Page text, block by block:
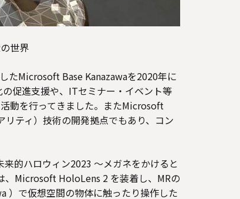
世界
たMicrosoft Base Kanazawaを2020年に
促進支援や、ITセミナー・イベント等
動を行ってきました。またMicrosoft
リティ）技術の開発拠点でもあり、コン
的ハロウィン2023 ～メガネをかけると
、Microsoft HoloLens 2 を装着し、MRの
）で仮想空間の物体に触ったり操作した